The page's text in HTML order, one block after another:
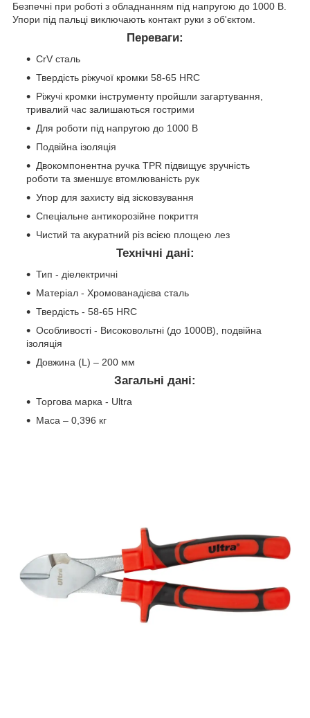
Безпечні при роботі з обладнанням під напругою до 1000 В.
Упори під пальці виключають контакт руки з об'єктом.
Переваги:
CrV сталь
Твердість ріжучої кромки 58-65 HRC
Ріжучі кромки інструменту пройшли загартування,
тривалий час залишаються гострими
Для роботи під напругою до 1000 В
Подвійна ізоляція
Двокомпонентна ручка TPR підвищує зручність
роботи та зменшує втомлюваність рук
Упор для захисту від зісковзування
Спеціальне антикорозійне покриття
Чистий та акуратний різ всією площею лез
Технічні дані:
Тип - діелектричні
Матеріал - Хромованадієва сталь
Твердість - 58-65 HRC
Особливості - Високовольтні (до 1000В), подвійна
ізоляція
Довжина (L) – 200 мм
Загальні дані:
Торгова марка - Ultra
Маса – 0,396 кг